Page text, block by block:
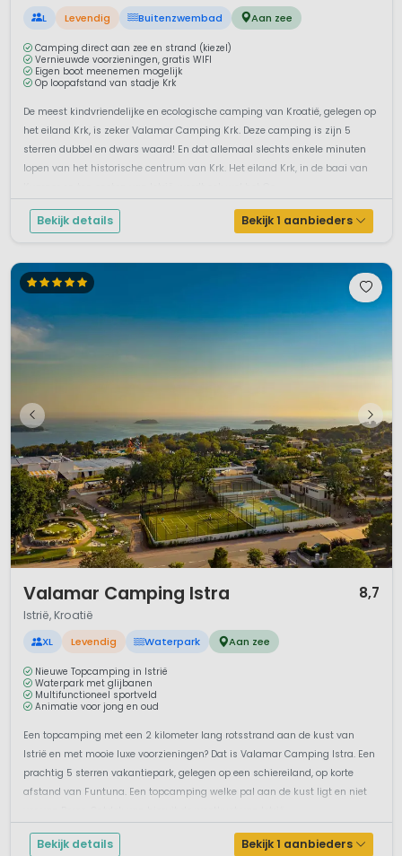
L Levendig Buitenzwembad Aan zee
Camping direct aan zee en strand (kiezel)
Vernieuwde voorzieningen, gratis WIFI
Eigen boot meenemen mogelijk
Op loopafstand van stadje Krk
De meest kindvriendelijke en ecologische camping van Kroatië, gelegen op
het eiland Krk, is zeker Valamar Camping Krk. Deze camping is zijn 5
sterren dubbel en dwars waard! En dat allemaal slechts enkele minuten
lopen van het historische centrum van Krk. Het eiland Krk, in de baai van
Bekijk details Bekijk 1 aanbieders
Valamar Camping Istra 8,7
Istrië, Kroatië
XL Levendig Waterpark Aan zee
Nieuwe Topcamping in Istrië
Waterpark met glijbanen
Multifunctioneel sportveld
Animatie voor jong en oud
Een topcamping met een 2 kilometer lang rotsstrand aan de kust van
Istrië en met mooie luxe voorzieningen? Dat is Valamar Camping Istra. Een
prachtig 5 sterren vakantiepark, gelegen op een schiereiland, op korte
afstand van Funtuna. Een topcamping welke pal aan de kust ligt en niet
Bekijk details Bekijk 1 aanbieders